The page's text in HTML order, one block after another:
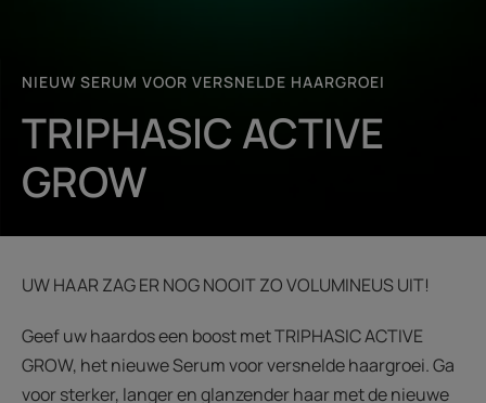
NIEUW SERUM VOOR VERSNELDE HAARGROEI
TRIPHASIC ACTIVE
GROW
UW HAAR ZAG ER NOG NOOIT ZO VOLUMINEUS UIT!
Geef uw haardos een boost met TRIPHASIC ACTIVE
GROW, het nieuwe Serum voor versnelde haargroei. Ga
voor sterker, langer en glanzender haar met de nieuwe